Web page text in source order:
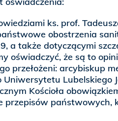
ks. prof.
obostrzenia
a także dotyczącymi
oświadczyć, że są to
przełożeni: arcybiskup
Lubelskiego
Kościoła
przepisów państwowych,